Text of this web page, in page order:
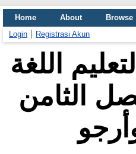
Home About
Browse
Login
Registrasi Akun
اللغة
الثامن